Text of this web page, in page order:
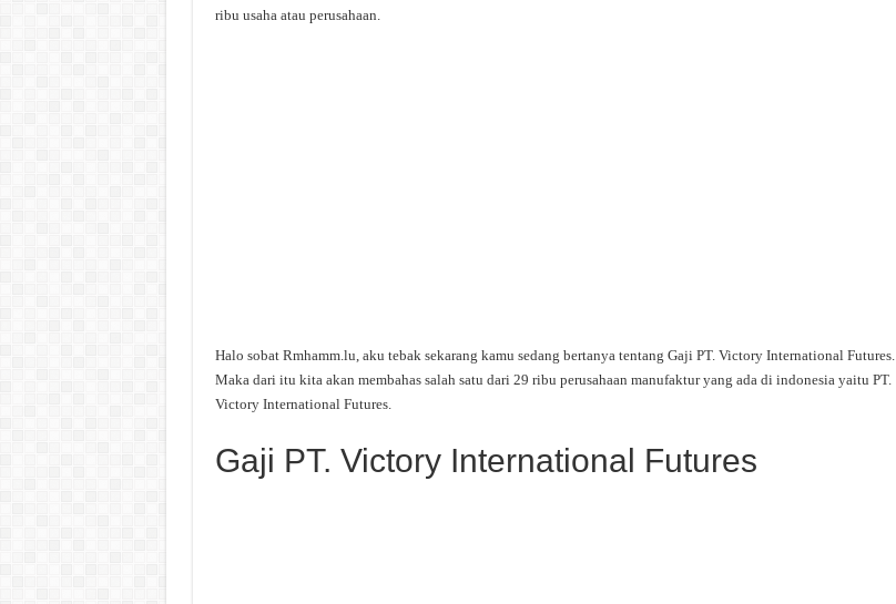
ribu usaha atau perusahaan.
Halo sobat Rmhamm.lu, aku tebak sekarang kamu sedang bertanya tentang Gaji PT. Victory International Futures.
Maka dari itu kita akan membahas salah satu dari 29 ribu perusahaan manufaktur yang ada di indonesia yaitu PT.
Victory International Futures.
Gaji PT. Victory International Futures